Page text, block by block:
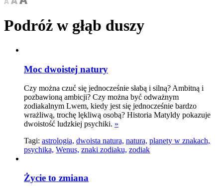
Podróż w głąb duszy
Moc dwoistej natury
Czy można czuć się jednocześnie słabą i silną? Ambitną i
pozbawioną ambicji? Czy można być odważnym
zodiakalnym Lwem, kiedy jest się jednocześnie bardzo
wrażliwą, trochę lękliwą osobą? Historia Matyldy pokazuje
dwoistość ludzkiej psychiki. »
Tagi: astrologia, dwoista natura, natura, planety w znakach,
psychika, Wenus, znaki zodiaku, zodiak
Życie to zmiana